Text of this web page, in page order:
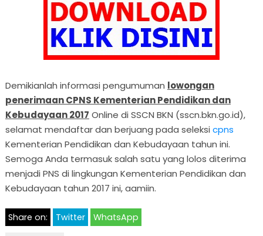
Demikianlah informasi pengumuman lowongan
penerimaan CPNS Kementerian Pendidikan dan
Kebudayaan 2017 Online di SSCN BKN (sscn.bkn.go.id),
selamat mendaftar dan berjuang pada seleksi cpns
Kementerian Pendidikan dan Kebudayaan tahun ini.
Semoga Anda termasuk salah satu yang lolos diterima
menjadi PNS di lingkungan Kementerian Pendidikan dan
Kebudayaan tahun 2017 ini, aamiin.
Share on: Twitter WhatsApp